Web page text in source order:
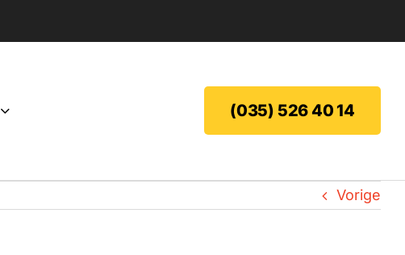
(035) 526 40 14
Vorige